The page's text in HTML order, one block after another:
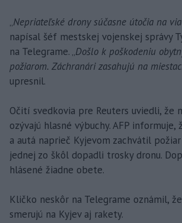
„Nepriateľské drony súčasne útočia na
napísal šéf mestskej vojenskej správy
na Telegrame. „Došlo k poškodeniu
požiarom. Záchranári zasahujú na
upresnil.
Očití svedkovia pre Reuters uviedli, že
ozývajú hlasné výbuchy. AFP informuje,
a autá naprieč Kyjevom zachvátil
jednej zo škôl dopadli trosky dronu.
hlásené žiadne obete.
Kličko neskôr na Telegrame oznámil,
smerujú na Kyjev aj rakety.